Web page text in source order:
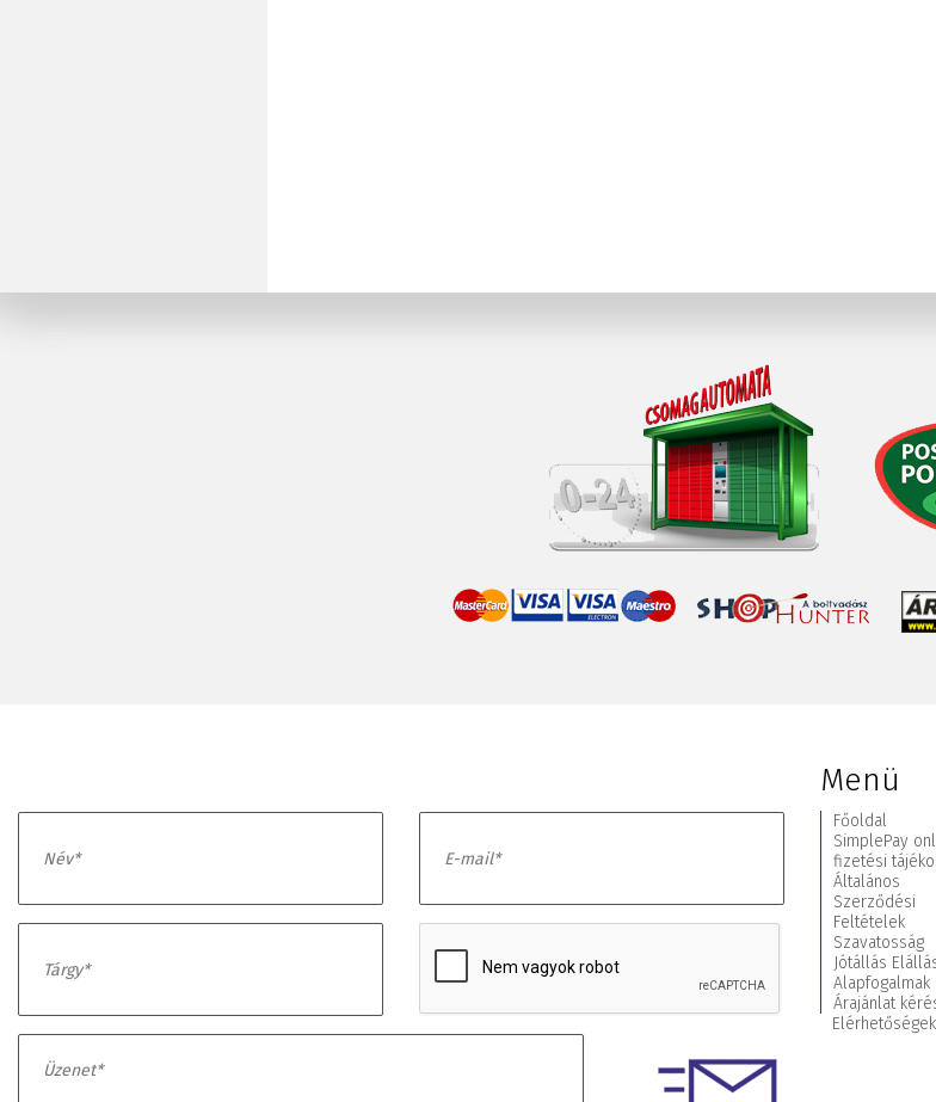
Menü
Főoldal
SimplePay
fizetési
Általános
Szerződési
Feltételek
Szavatosság
Jótállás
Alapfogalmak
Árajánlat
Elérhetőségek